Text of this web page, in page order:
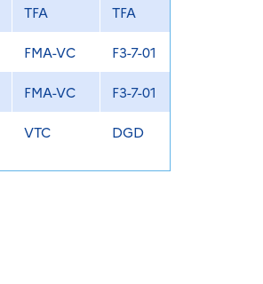
TFA TFA
FMA-VC F3-7-01
FMA-VC F3-7-01
VTC DGD